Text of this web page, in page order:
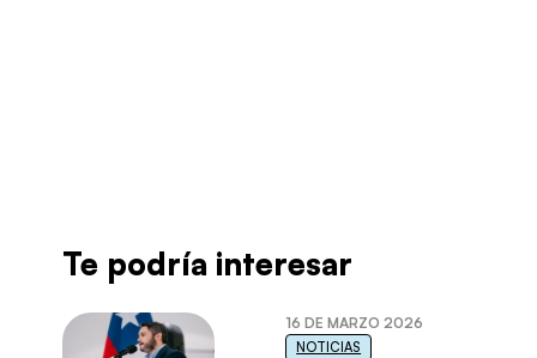
Te podría interesar
16 DE MARZO 2026
NOTICIAS